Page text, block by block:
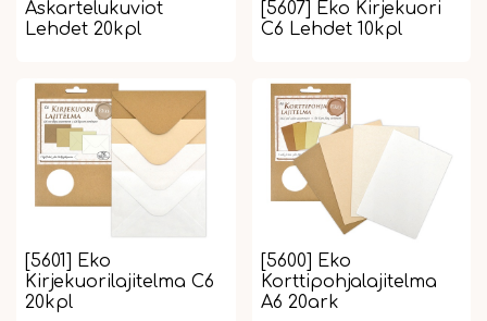
Askartelukuviot
Lehdet 20kpl
[5607] Eko Kirjekuori
C6 Lehdet 10kpl
[5601] Eko
Kirjekuorilajitelma C6
20kpl
[5600] Eko
Korttipohjalajitelma
A6 20ark